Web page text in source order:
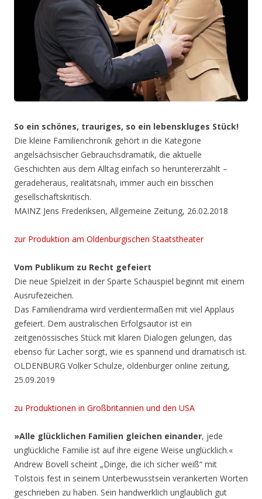
So ein schönes, trauriges, so ein lebenskluges Stück!
Die kleine Familienchronik gehört in die Kategorie
angelsächsischer Gebrauchsdramatik, die aktuelle
Geschichten aus dem Alltag einfach so heruntererzählt –
geradeheraus, realitätsnah, immer auch ein bisschen
gesellschaftskritisch.
MAINZ Jens Frederiksen, Allgemeine Zeitung, 26.02.2018
zur Produktion am Oldenburgischen Staatstheater
Vom Publikum zu Recht gefeiert
Die neue Spielzeit in der Sparte Schauspiel beginnt mit einem
Ausrufezeichen.
Das Familiendrama wird verdientermaßen mit viel Applaus
gefeiert. Dem australischen Erfolgsautor ist ein
zeitgenössisches Stück mit klaren Dialogen gelungen, das
ebenso für Lacher sorgt, wie es spannend und dramatisch ist.
OLDENBURG Volker Schulze, oldenburger online zeitung,
25.09.2019
zu Produktionen in Großbritannien und den USA
»Alle glücklichen Familien gleichen einander, jede
unglückliche Familie ist auf ihre eigene Weise unglücklich.«
Andrew Bovell scheint „Dinge, die ich sicher weiß“ mit
Tolstois fest in seinem Unterbewusstsein verankerten Worten
geschrieben zu haben. Sein handwerklich unglaublich gut